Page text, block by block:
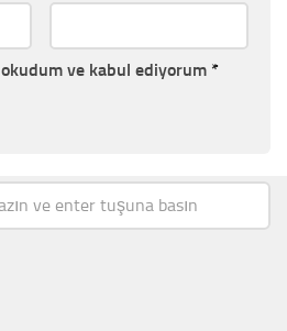
okudum ve kabul ediyorum *